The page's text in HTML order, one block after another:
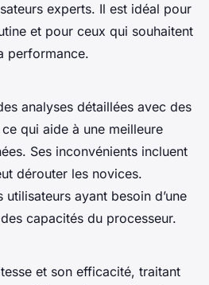
experts. Il est idéal pour
et pour ceux qui souhaitent
performance.
analyses détaillées avec des
qui aide à une meilleure
Ses inconvénients incluent
dérouter les novices.
ayant besoin d’une
des capacités du processeur.
et son efficacité, traitant